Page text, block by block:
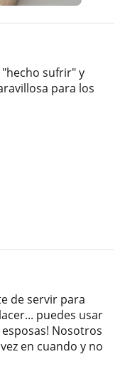
"hecho sufrir" y
para los
de servir para
puedes usar
Nosotros
en cuando y no